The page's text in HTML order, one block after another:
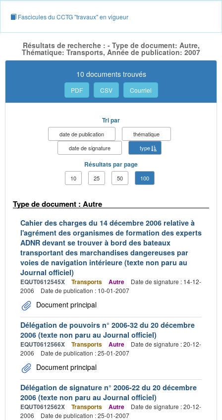
Fascicules du CCTG "travaux" en vigueur
Résultats de recherche : - Type de document: Autre,
Thématique: Transports, Année de publication: 2007
10 documents trouvés
PDF CSV Courriel
Tri par
date de publication
thématique
date de signature
type
Résultats par page
10 25 50 100
Type de document : Autre
Cahier des charges du 14 décembre 2006 relative à
l'agrément des organismes de formation des experts
ADNR devant se trouver à bord des bateaux
transportant des marchandises dangereuses par
voies de navigation intérieure (texte non paru au
Journal officiel)
EQUT0612545X Transports Autre
Date de signature : 14-12-
2006
Date de publication : 10-01-2007
Document principal
Délégation de pouvoirs n° 2006-32 du 20 décembre
2006 (texte non paru au Journal officiel)
EQUT0612566X Transports Autre
Date de signature : 20-12-
2006
Date de publication : 25-01-2007
Document principal
Délégation de signature n° 2006-22 du 20 décembre
2006 (texte non paru au Journal officiel)
EQUT0612562X Transports Autre
Date de signature : 20-12-
2006
Date de publication : 25-01-2007